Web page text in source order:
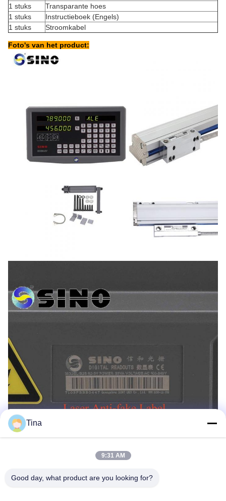
1 stuks
Transparante hoes
1 stuks
Instructieboek (Engels)
1 stuks
Stroomkabel
Foto's van het product:
Tina
9:31 AM
Good day, what product are you looking for?